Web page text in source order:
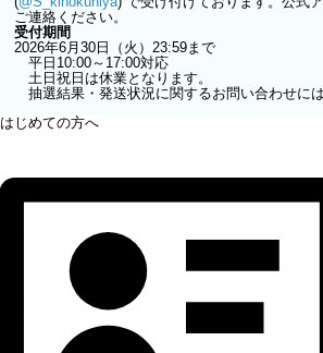
ご連絡ください。
受付期間
2026年6月30日（火）23:59まで
平日10:00～17:00対応
土日祝日は休業となります。
抽選結果・発送状況に関するお問い合わせに
はじめての方へ